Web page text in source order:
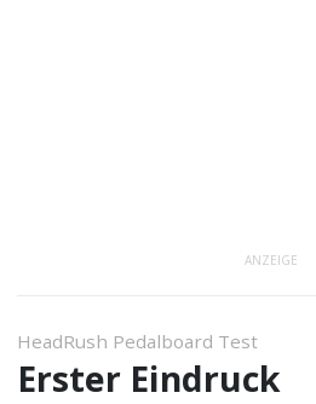
ANZEIGE
HeadRush Pedalboard Test
Erster Eindruck